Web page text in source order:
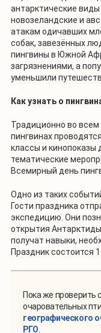
антарктические
новозеландские и
атакам одичавших
собак, завезённых
пингвины в Южной
загрязнениями, а
уменьшили
Как узнать о
Традиционно во
пингвинах
классы и
тематические
Всемирный день
Одно из таких
Гости праздника
экспедицию. Они
открытия
получат навыки,
Праздник состоится
Пока же проверить
очаровательных
географического
РГО.